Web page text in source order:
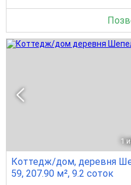
1
Коттедж/дом, деревня
59, 207.90 м², 9.2 соток